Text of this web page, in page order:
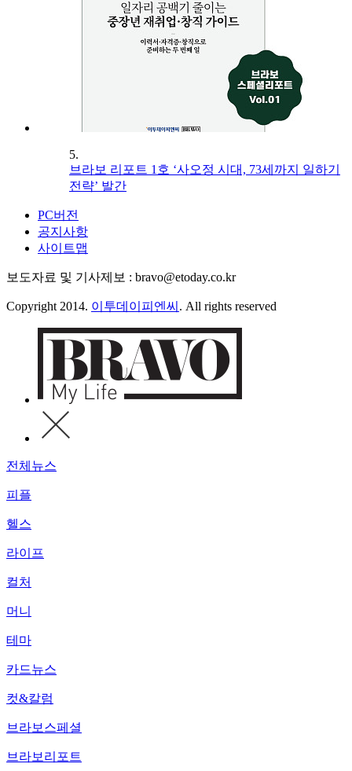
5.
브라보 리포트 1호 ‘사오정 시대, 73세까지 일하기
전략’ 발간
PC버전
공지사항
사이트맵
보도자료 및 기사제보 : bravo@etoday.co.kr
Copyright 2014. 이투데이피엔씨 . All rights reserved
전체뉴스
피플
헬스
라이프
컬처
머니
테마
카드뉴스
컷&칼럼
브라보스페셜
브라보리포트